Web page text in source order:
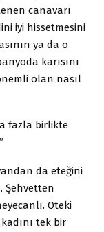
canavarı
iyi hissetmesini
ya da o
karısını
olan nasıl
fazla bir­likte
da ete­ğini
Şehvetten
Öteki
kadını tek bir